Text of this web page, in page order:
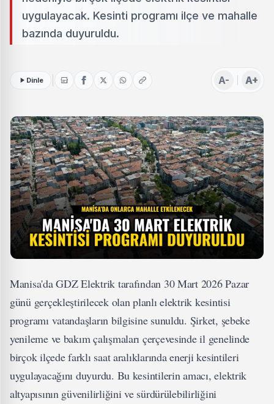
uygulayacak. Kesinti programı ilçe ve mahalle
bazında duyuruldu.
Dinle A- A+
Manisa'da GDZ Elektrik tarafından 30 Mart 2026 Pazar
günü gerçekleştirilecek olan planlı elektrik kesintisi
programı vatandaşların bilgisine sunuldu. Şirket, şebeke
yenileme ve bakım çalışmaları çerçevesinde il genelinde
birçok ilçede farklı saat aralıklarında enerji kesintileri
uygulayacağını duyurdu. Bu kesintilerin amacı, elektrik
altyapısının güvenilirliğini ve sürdürülebilirliğini